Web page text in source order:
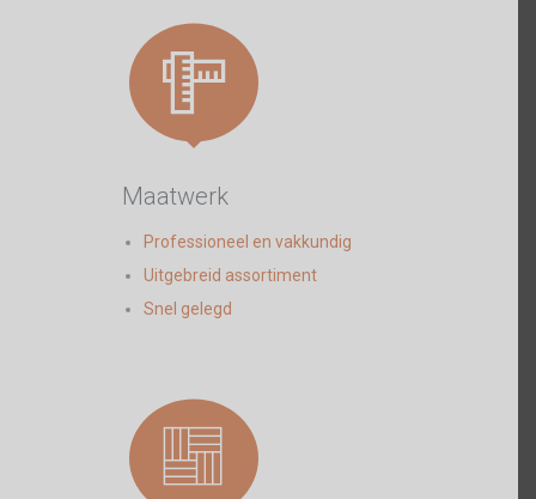

Maatwerk
Professioneel en vakkundig
Uitgebreid assortiment
Snel gelegd
